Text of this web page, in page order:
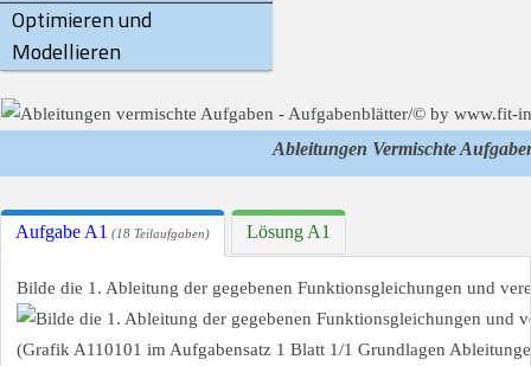
Optimieren und
Modellieren
Ableitungen Vermischte
Aufgabe A1 (18 Teilaufgaben) Lösung A1
Bilde die 1. Ableitung der gegebenen Funktionsgleichungen und